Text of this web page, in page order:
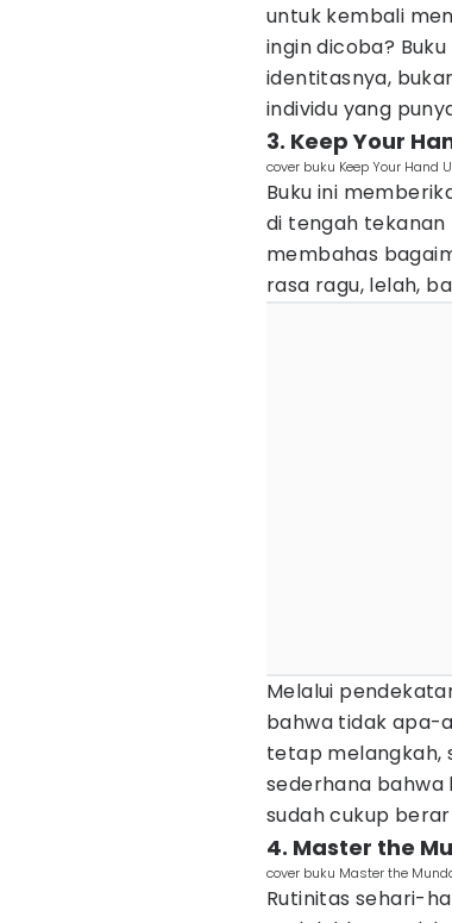
untuk kembali
ingin dicoba?
identitasnya,
individu yang
3. Keep Your
cover buku Keep Your Hand
Buku ini
di tengah tekanan
membahas
rasa ragu, lelah,
Melalui
bahwa tidak apa-
tetap melangkah,
sederhana bahwa
sudah cukup
4. Master the
cover buku Master the
Rutinitas sehari-